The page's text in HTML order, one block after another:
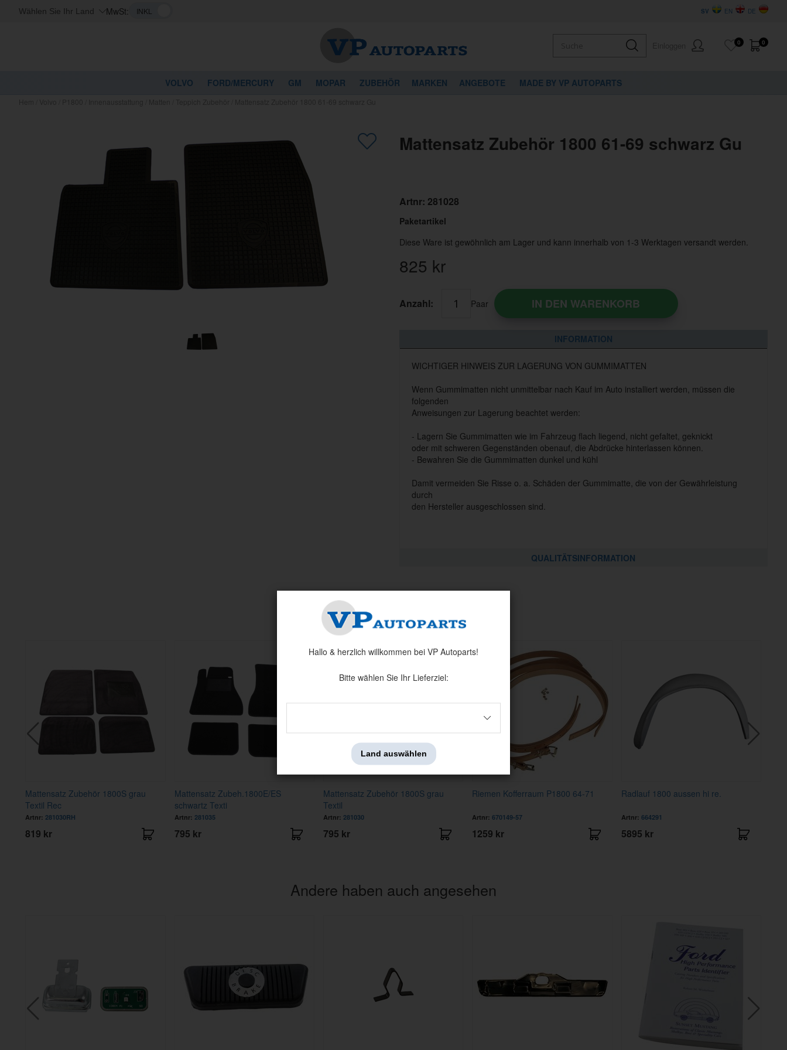
Wählen Sie Ihr Land MwSt: DE
EN
SV
0
0
VOLVO FORD/MERCURY GM MOPAR ZUBEHÖR MARKEN ANGEBOTE MADE BY VP AUTOPARTS
Mattensatz Zubehör 1800 61-69 schwarz Gu
Artnr: 281028
Paketartikel
Diese Ware ist gewöhnlich am Lager und kann innerhalb von 1-3 Werktagen versandt werden.
825 kr
Anzahl: Paar IN DEN WARENKORB
INFORMATION
WICHTIGER HINWEIS ZUR LAGERUNG VON GUMMIMATTEN
Wenn Gummimatten nicht unmittelbar nach Kauf im Auto installiert werden, müssen die
folgenden
Anweisungen zur Lagerung beachtet werden:
- Lagern Sie Gummimatten wie im Fahrzeug flach liegend, nicht gefaltet, geknickt
oder mit schweren Gegenständen obenauf, die Abdrücke hinterlassen können.
- Bewahren Sie die Gummimatten dunkel und kühl
Damit vermeiden Sie Risse o. a. Schäden der Gummimatte, die von der Gewährleistung
durch
den Hersteller ausgeschlossen sind.
QUALITÄTSINFORMATION
Verwandte Produkte
Mattensatz Zubehör 1800S grau
Textil Rec
Artnr: 281030RH
819 kr
Mattensatz Zubeh.1800E/ES
schwartz Texti
Artnr: 281035
795 kr
Mattensatz Zubehör 1800S grau
Textil
Artnr: 281030
795 kr
Riemen Kofferraum P1800 64-71
Artnr:670149-57
1259 kr
Radlauf 1800 aussen hi re.
Artnr: 664291
5895 kr
Andere haben auch angesehen
Hallo & herzlich willkommen bei VP Autoparts!
Bitte wählen Sie Ihr Lieferziel:
Land auswählen